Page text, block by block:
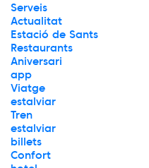
Serveis
Actualitat
Estació de Sants
Restaurants
Aniversari
app
Viatge
estalviar
Tren
estalviar
billets
Confort